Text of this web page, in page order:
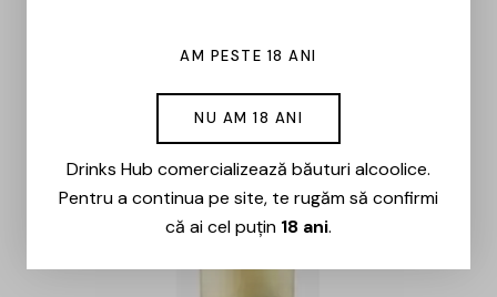
AM PESTE 18 ANI
NU AM 18 ANI
Drinks Hub comercializează băuturi alcoolice.
Pentru a continua pe site, te rugăm să confirmi
că ai cel puțin 18 ani.